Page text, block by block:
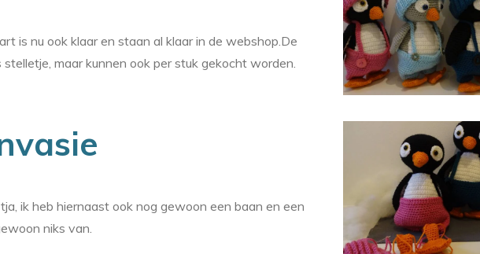
is nu ook klaar en staan al klaar in de webshop.De
maar kunnen ook per stuk gekocht worden.
ik heb hiernaast ook nog gewoon een baan en een
niks van.